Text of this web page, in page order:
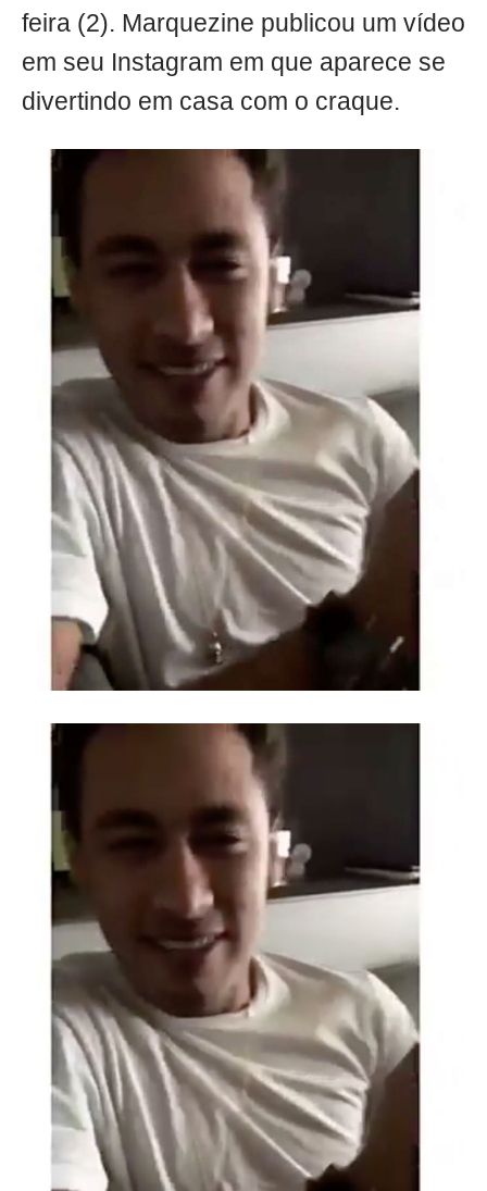
feira (2). Marquezine publicou um vídeo
em seu Instagram em que aparece se
divertindo em casa com o craque.